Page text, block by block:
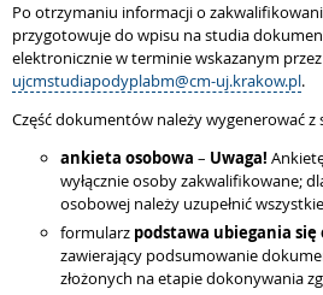
Po otrzymaniu informacji o
przygotowuje do wpisu na studia
elektronicznie w terminie wskazanym
ujcmstudiapodyplabm@cm-uj.krakow.pl.
Część dokumentów należy wygenerować z
ankieta osobowa – Uwaga!
wyłącznie osoby zakwalifikowane;
osobowej należy uzupełnić
formularz podstawa ubiegania
zawierający podsumowanie
złożonych na etapie dokonywania